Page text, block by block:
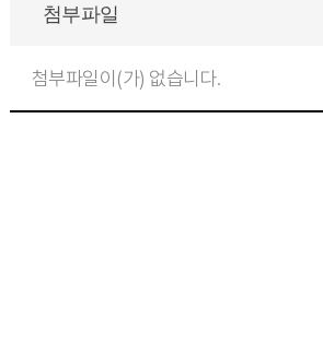
첨부파일
첨부파일이(가) 없습니다.